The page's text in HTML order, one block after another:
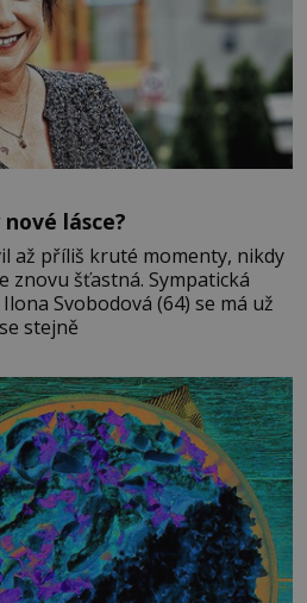
lásce?
až příliš kruté momenty, nikdy
Sympatická
Svobodová (64) se má už
stejně